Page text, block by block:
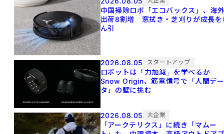
中国掃除ロボ「エコバックス」、海
出荷8割増 窓拭き・芝刈りが成長を
ん引
2026.08.05 スタートアップ
ロボットは「力加減」を学べるか
Snow Origin、筋電信号で「人間デー
タ」の壁に挑む
2026.08.05 大企業
「アークテリクス」に続き「マムー